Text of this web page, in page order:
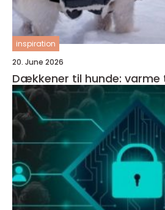
inspiration
20. June 2026
Dækkener til hunde: varme